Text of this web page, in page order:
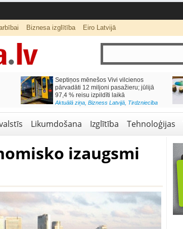
Biznesa izglītība Eiro Latvijā
Septiņos mēnešos Vivi vilcienos
pārvadāti 12 miljoni pasažieru; jūlijā
97,4 % reisu izpildīti laikā
Aktuālā ziņa, Bizness Latvijā, Tirdzniecība
Likumdošana Izglītība Tehnoloģijas
izaugsmi